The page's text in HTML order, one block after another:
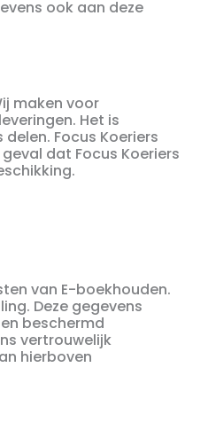
ook aan deze
maken voor
Het is
Focus Koeriers
dat Focus Koeriers
van E-boekhouden.
Deze gegevens
beschermd
vertrouwelijk
hierboven